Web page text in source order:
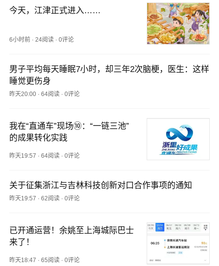
今天，江津正式进入……
6小时前 ·24阅读 ·0评论
男子平均每天睡眠7小时，却三年2次脑梗，医生：这样
睡觉更伤身
昨天20:00 ·64阅读 ·0评论
我在“直通车”现场⑩：“一链三池”
的成果转化实践
昨天19:57 ·64阅读 ·0评论
关于征集浙江与吉林科技创新对口合作事项的通知
昨天19:57 ·62阅读 ·0评论
已开通运营！余姚至上海城际巴士
来了！
昨天18:47 ·65阅读 ·0评论